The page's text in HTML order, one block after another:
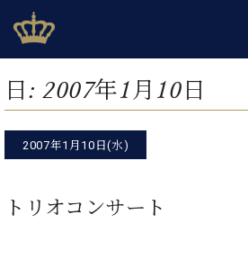
to
content
ベヒシュタインジャパン公式サイト
BECHSTEIN JAPAN Official Site
タ
ロ
グ
ベ
ヒ
ュ
示
ベ
ヒ
シ
イ
ド
イ
ツ
器
メ
ル
マ
員
シ
イ
企
業
情
採
日: 2007年1月10日
2007年1月10日(水)
トリオコンサート